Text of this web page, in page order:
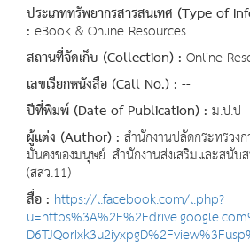
ประเภททรัพยากรสารสนเทศ (Type of
: eBook & Online Resources
สถานที่จัดเก็บ (Collection) : Online
เลขเรียกหนังสือ (Call No.) : --
ปีที่พิมพ์ (Date of Publication) : ม.ป.ป
ผู้แต่ง (Author) : สำนักงานปลัดกระทรวง
มั่นคงของมนุษย์. สำนักงานส่งเสริมและสนับ
(สสว.11)
สื่อ : https://l.facebook.com/l.php?